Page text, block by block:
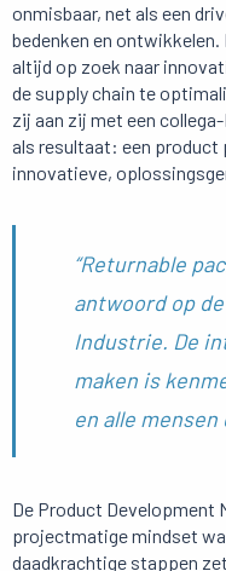
onmisbaar, net als een
bedenken en
altijd op zoek naar
de supply chain te
zij aan zij met een
als resultaat: een
innovatieve,
“Returnable
antwoord op
Industrie. De
maken is
en alle
De Product Development
projectmatige mindset
daadkrachtige stappen